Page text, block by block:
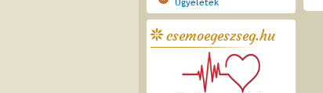
Ügyeletek
csemoegeszseg.hu